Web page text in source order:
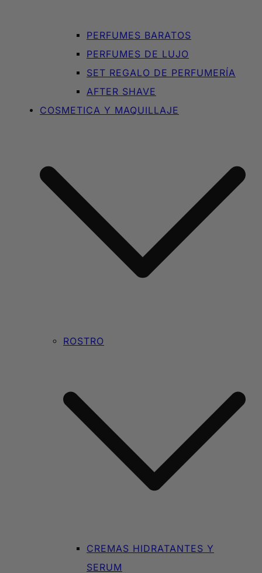
PERFUMES BARATOS
PERFUMES DE LUJO
SET REGALO DE PERFUMERÍA
AFTER SHAVE
COSMETICA Y MAQUILLAJE
ROSTRO
CREMAS HIDRATANTES Y
SERUM